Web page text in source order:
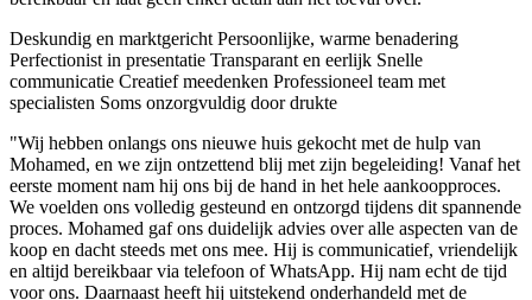
Deskundig en marktgerichtPersoonlijke, warme benadering
Perfectionist in presentatie Transparant en eerlijk Snelle
communicatie Creatief meedenken Professioneel team met
specialisten Soms onzorgvuldig door drukte
"Wij hebben onlangs ons nieuwe huis gekocht met de hulp van
Mohamed, en we zijn ontzettend blij met zijn begeleiding! Vanaf het
eerste moment nam hij ons bij de hand in het hele aankoopproces.
We voelden ons volledig gesteund en ontzorgd tijdens dit spannende
proces. Mohamed gaf ons duidelijk advies over alle aspecten van de
koop en dacht steeds met ons mee. Hij is communicatief, vriendelijk
en altijd bereikbaar via telefoon of WhatsApp. Hij nam echt de tijd
voor ons. Daarnaast heeft hij uitstekend onderhandeld met de